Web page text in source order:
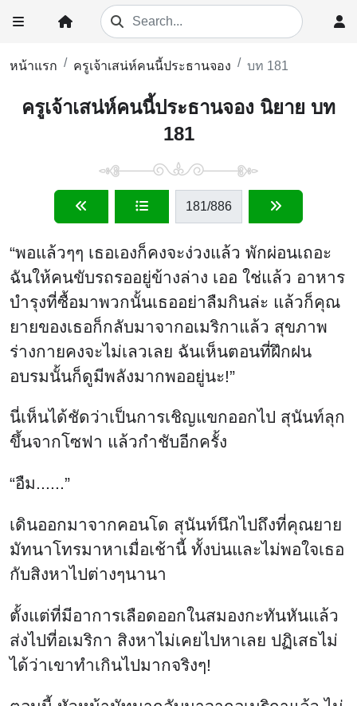
หน้าแรก ครูเจ้าเสน่ห์คนนี้ประธานจอง บท 181
ครูเจ้าเสน่ห์คนนี้ประธานจอง นิยาย บท
181
181/886
“พอแล้วๆๆ เธอเองก็คงจะง่วงแล้ว พักผ่อนเถอะ
ฉันให้คนขับรถรออยู่ข้างล่าง เออ ใช่แล้ว อาหาร
บำรุงที่ซื้อมาพวกนั้นเธออย่าลืมกินล่ะ แล้วก็คุณ
ยายของเธอก็กลับมาจากอเมริกาแล้ว สุขภาพ
ร่างกายคงจะไม่เลวเลย ฉันเห็นตอนที่ฝึกฝน
อบรมนั้นก็ดูมีพลังมากพออยู่นะ!”
นี่เห็นได้ชัดว่าเป็นการเชิญแขกออกไป สุนันท์ลุก
ขึ้นจากโซฟา แล้วกำชับอีกครั้ง
“อืม......”
เดินออกมาจากคอนโด สุนันท์นึกไปถึงที่คุณยาย
มัทนาโทรมาหาเมื่อเช้านี้ ทั้งบ่นและไม่พอใจเธอ
กับสิงหาไปต่างๆนานา
ตั้งแต่ที่มีอาการเลือดออกในสมองกะทันหันแล้ว
ส่งไปที่อเมริกา สิงหาไม่เคยไปหาเลย ปฏิเสธไม่
ได้ว่าเขาทำเกินไปมากจริงๆ!